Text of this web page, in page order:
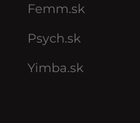
Femm.sk
Psych.sk
Yimba.sk